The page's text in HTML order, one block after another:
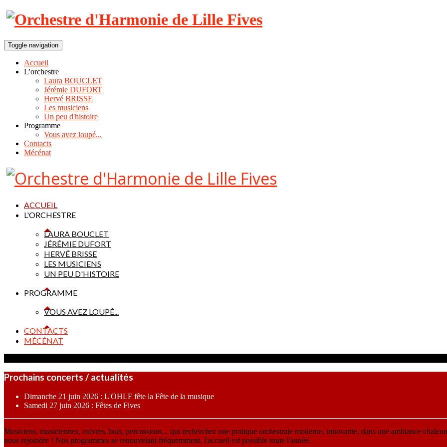
Toggle navigation
Accueil
L'orchestre
Laura BOUCLET
Jérémie DUFORT
Hervé BRISSE
Les musiciens
Un peu d'histoire
Programme
Vous avez loupé...
Contacts
Mécénat
ACCUEIL
L'ORCHESTRE
LAURA BOUCLET
JÉRÉMIE DUFORT
HERVÉ BRISSE
LES MUSICIENS
UN PEU D'HISTOIRE
PROGRAMME
VOUS AVEZ LOUPÉ...
CONTACTS
MÉCÉNAT
Prochains concerts / actualités
Dimanche 21 juin 2026 : L'OHLF fête la Fête de la musique
Samedi 27 juin 2026 : Fêtes de Fives
Musiciens, musiciennes, cuivres, bois, percussions... qui recherchez une pratique orchestrale moderne, innovante, dans une ambiance
nous rejoindre ! Nos programmes se renouvelant fréquemment, l'accueil est possible toute l'année.